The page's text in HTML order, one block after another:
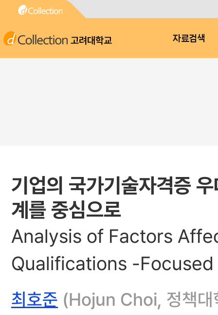
고려대학교 자료검색
기업의 국가기술자격증
계를 중심으로
Analysis of Factors
Qualifications -
최호준 (Hojun Choi, 정책대